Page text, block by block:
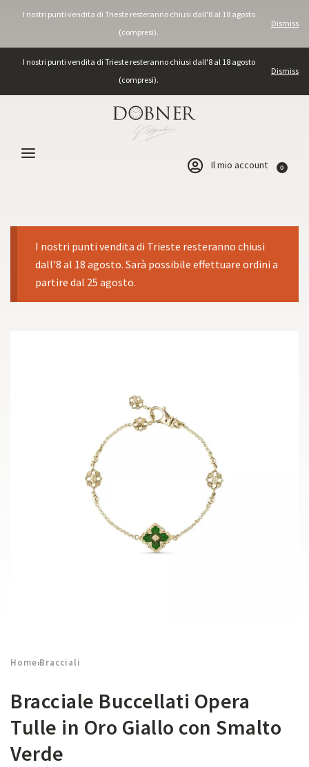
I nostri punti vendita di Trieste resteranno chiusi dall'8 al 18 agosto
(compresi).
Dismiss
I nostri punti vendita di Trieste resteranno chiusi dall'8 al 18 agosto
(compresi).
Dismiss
Il mio account 0
I nostri punti vendita di Trieste resteranno chiusi
dall'8 al 18 agosto. Sarà possibile effettuare ordini a
partire dal 25 agosto.
Home›Bracciali
Bracciale Buccellati Opera
Tulle in Oro Giallo con Smalto
Verde